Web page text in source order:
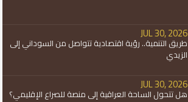
JUL 30, 2026
طريق التنمية.. رؤية اقتصادية تتواصل من السوداني إلى
الزيدي
JUL 30, 2026
هل تتحول الساحة العراقية إلى منصة للصراع الإقليمي؟